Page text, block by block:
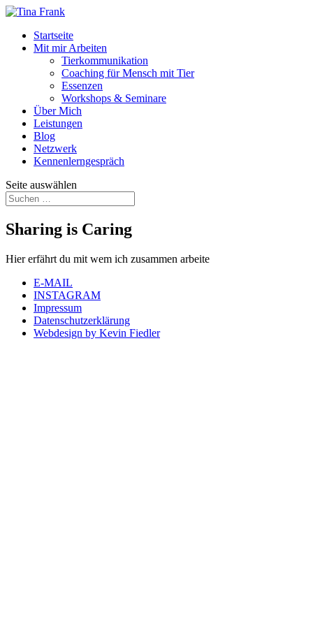
Startseite
Mit mir Arbeiten
Tierkommunikation
Coaching für Mensch mit Tier
Essenzen
Workshops & Seminare
Über Mich
Leistungen
Blog
Netzwerk
Kennenlerngespräch
Seite auswählen
Sharing is Caring
Hier erfährt du mit wem ich zusammen arbeite
E-MAIL
INSTAGRAM
Impressum
Datenschutzerklärung
Webdesign by Kevin Fiedler